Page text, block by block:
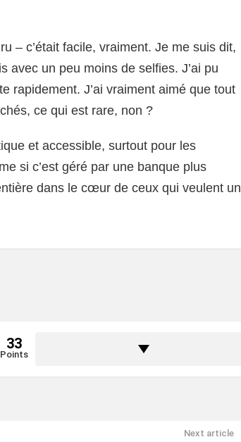
– c’était facile, vraiment. Je me suis dit,
avec un peu moins de selfies. J’ai pu
rapidement. J’ai vraiment aimé que tout
ce qui est rare, non ?
et accessible, surtout pour les
si c’est géré par une banque plus
dans le cœur de ceux qui veulent un
33
Points
Next article